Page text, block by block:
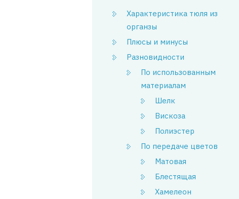
Характеристика тюля из
органзы
Плюсы и минусы
Разновидности
По использованным
материалам
Шелк
Вискоза
Полиэстер
По передаче цветов
Матовая
Блестящая
Хамелеон